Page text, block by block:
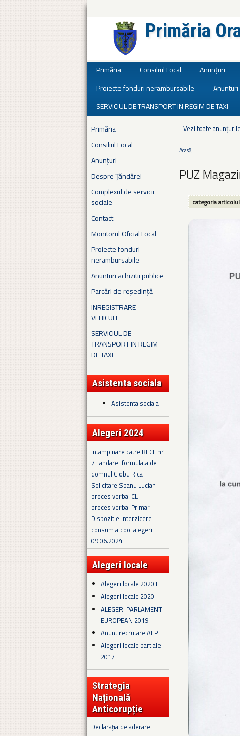
Primăria
Primăria Consiliul Local Anunțuri
Proiecte fonduri nerambursabile
SERVICIUL DE TRANSPORT IN REGIM DE TAXI
Primăria
Consiliul Local
Anunțuri
Despre Țăndărei
Complexul de servicii
sociale
Contact
Monitorul Oficial Local
Proiecte fonduri
nerambursabile
Anunturi achizitii publice
Parcări de reședință
INREGISTRARE
VEHICULE
SERVICIUL DE
TRANSPORT IN REGIM
DE TAXI
Asistenta sociala
Asistenta sociala
Alegeri 2024
Intampinare catre BECL nr.
7 Tandarei formulata de
domnul Ciobu Rica
Solicitare Spanu Lucian
proces verbal CL
proces verbal Primar
Dispozitie interzicere
consum alcool alegeri
09.06.2024
Alegeri locale
Alegeri locale 2020 II
Alegeri locale 2020
ALEGERI PARLAMENT
EUROPEAN 2019
Anunt recrutare AEP
Alegeri locale partiale
2017
Strategia
Națională
Anticorupție
Declarația de aderare
Vezi toate anunțurile
Eşti aici
Acasă
PUZ
categoria